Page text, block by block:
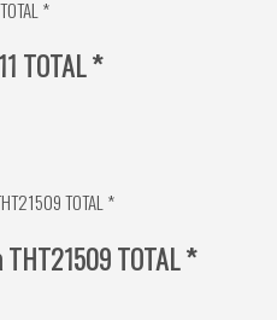
TOTAL *
TOTAL *